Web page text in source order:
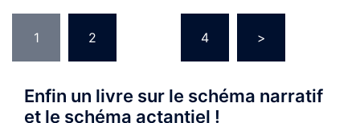
des
articles
1 2 4 >
Enfin un livre sur le schéma narratif
et le schéma actantiel !